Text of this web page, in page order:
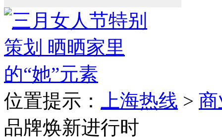
位置提示： 上海热线 >
品牌焕新进行时